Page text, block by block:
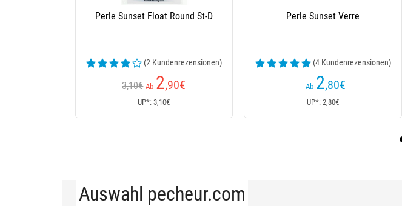
Perle Sunset Float Round St-D
(2 Kundenrezensionen)
2,90€
Perle Sunset Verre
(4 Kundenrezensionen)
€
Auswahl pecheur.com